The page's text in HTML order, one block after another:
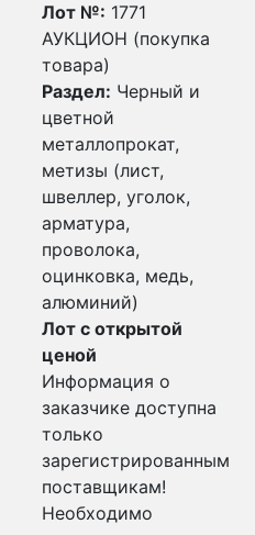
Лот №: 1771
АУКЦИОН (покупка
товара)
Раздел: Черный и
цветной
металлопрокат,
метизы (лист,
швеллер, уголок,
арматура,
проволока,
оцинковка, медь,
алюминий)
Лот с открытой
ценой
Информация о
заказчике доступна
только
зарегистрированным
поставщикам!
Необходимо